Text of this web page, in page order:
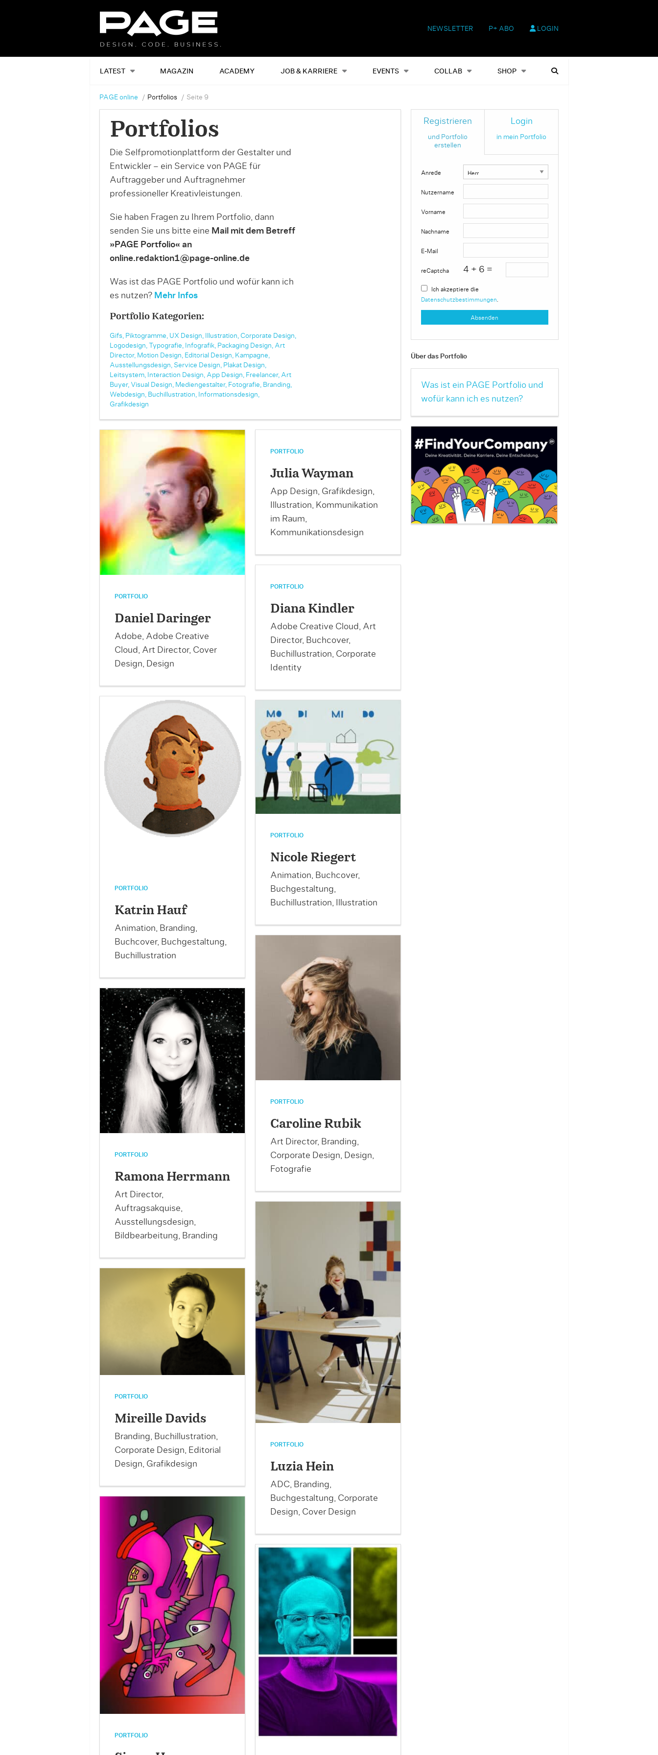
NEWSLETTER P+ ABO LOGIN
LATEST MAGAZIN ACADEMY JOB & KARRIERE EVENTS COLLAB SHOP
Alles Events Shop Heftausgaben Suchen
PAGE online Portfolios Seite 9
Portfolios
Die Selfpromotionplattform der Gestalter und
Entwickler – ein Service von PAGE für
Auftraggeber und Auftragnehmer
professioneller Kreativleistungen.
Sie haben Fragen zu Ihrem Portfolio, dann
senden Sie uns bitte eine Mail mit dem Betreff
»PAGE Portfolio« an
online.redaktion1@page-online.de
Was ist das PAGE Portfolio und wofür kann ich
es nutzen? Mehr Infos
Portfolio Kategorien:
Gifs, Piktogramme, UX Design, Illustration, Corporate Design,
Logodesign,
Typografie, Infografik, Packaging Design, Art
Director, Motion Design, Editorial Design, Kampagne,
Ausstellungsdesign, Service Design, Plakat Design,
Leitsystem,
Interaction Design, App Design, Freelancer, Art
Buyer, Visual Design, Mediengestalter, Fotografie, Branding,
Webdesign, Buchillustration,
Informationsdesign,
Grafikdesign
PORTFOLIO
Daniel Daringer
Adobe, Adobe Creative
Cloud, Art Director, Cover
Design, Design
PORTFOLIO
Julia Wayman
App Design, Grafikdesign,
Illustration, Kommunikation
im Raum,
Kommunikationsdesign
PORTFOLIO
Katrin Hauf
Animation, Branding,
Buchcover, Buchgestaltung,
Buchillustration
PORTFOLIO
Diana Kindler
Adobe Creative Cloud, Art
Director, Buchcover,
Buchillustration, Corporate
Identity
PORTFOLIO
Ramona Herrmann
Art Director,
Auftragsakquise,
Ausstellungsdesign,
Bildbearbeitung, Branding
PORTFOLIO
Nicole Riegert
Animation, Buchcover,
Buchgestaltung,
Buchillustration, Illustration
PORTFOLIO
Mireille Davids
Branding, Buchillustration,
Corporate Design, Editorial
Design, Grafikdesign
PORTFOLIO
Caroline Rubik
Art Director, Branding,
Corporate Design, Design,
Fotografie
PORTFOLIO
PORTFOLIO
Luzia Hein
ADC, Branding,
Buchgestaltung, Corporate
Design, Cover Design
Registrieren
und Portfolio
erstellen
Login
in mein Portfolio
Anrede
Nutzername
Vorname
Nachname
E-Mail
reCaptcha 4 + 6 =
Ich akzeptiere die
Datenschutzbestimmungen
Über das Portfolio
Was ist ein PAGE Portfolio und
wofür kann ich es nutzen?